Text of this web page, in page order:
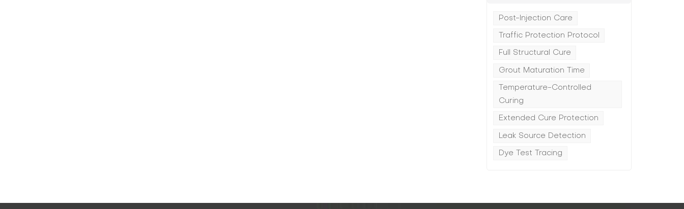
Post-Injection Care
Traffic Protection Protocol
Full Structural Cure
Grout Maturation Time
Temperature-Controlled
Curing
Extended Cure Protection
Leak Source Detection
Dye Test Tracing